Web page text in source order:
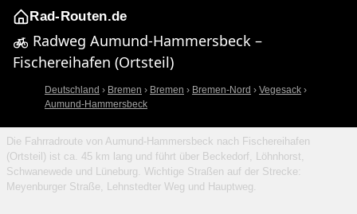
Rad-Routen.de
Radweg Aumund-Hammersbeck –
Fischereihafen (Ortsteil)
Deutschland › Bremen › Bremen › Bremen-Nord › Vegesack ›
Aumund-Hammersbeck
Die Fahrradroute von Aumund-Hammersbeck nach Fischereihafen
(Ortsteil) ist ca. 45 km lang und führt über Beckedorf, Löhnhorst,
Schwanewede und Lüneburg. Wichtige Straßen auf der Strecke:
Meyenburger Straße, Lehnstedter Weg und Hauptweg.